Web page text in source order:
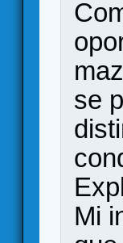
se
Mi